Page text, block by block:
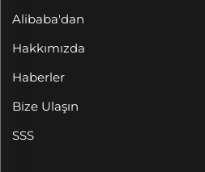
Alibaba'dan
Hakkımızda
Haberler
Bize Ulaşın
SSS